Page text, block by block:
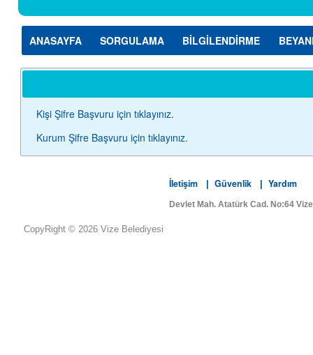
ANASAYFA SORGULAMA BİLGİLENDİRME
Kişi Şifre Başvuru için tıklayınız.
Kurum Şifre Başvuru için tıklayınız.
İletişim Güvenlik Yardım
Devlet Mah. Atatürk Cad. No:64
CopyRight © 2026 Vize Belediyesi